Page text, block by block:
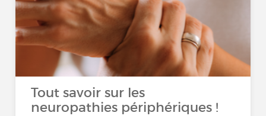
Tout savoir sur les
neuropathies périphériques !